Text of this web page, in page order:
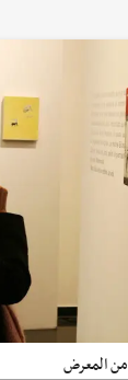
من المعرض